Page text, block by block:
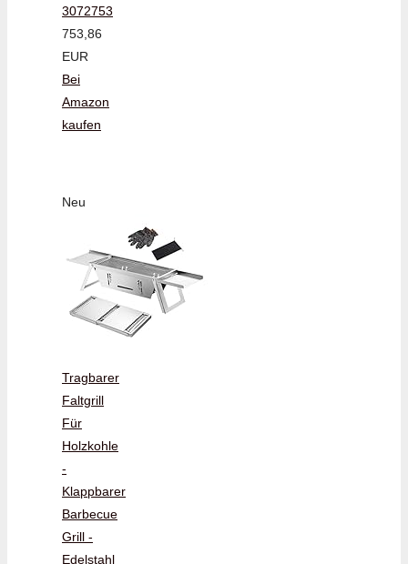
3072753
753,86
EUR
Bei
Amazon
kaufen
Neu
Tragbarer
Faltgrill
Für
Holzkohle
-
Klappbarer
Barbecue
Grill -
Edelstahl